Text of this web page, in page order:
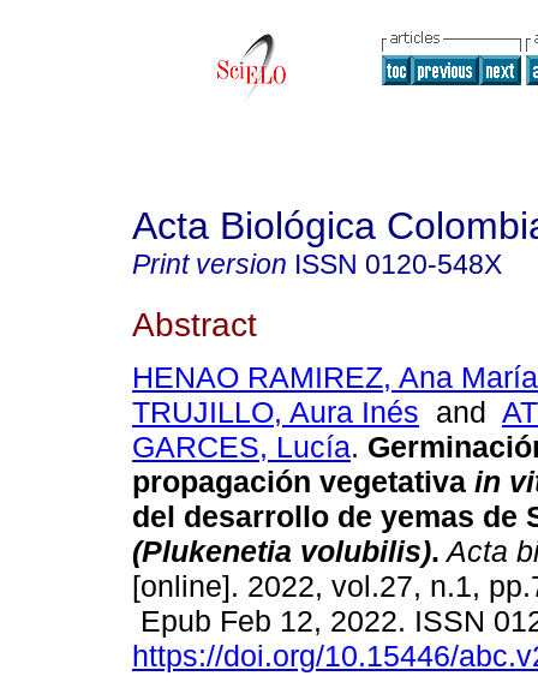
Acta Biológica
Print version ISSN 0120-548X
Abstract
HENAO RAMIREZ, Ana María
TRUJILLO, Aura Inés and
GARCES, Lucía.
propagación vegetativa in
del desarrollo de yemas de
(Plukenetia volubilis). Acta
[online]. 2022, vol.27, n.1,
Epub Feb 12, 2022. ISSN
https://doi.org/10.15446/